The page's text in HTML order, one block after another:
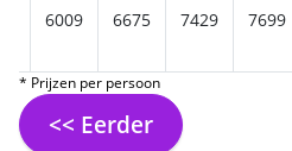
6009 6675 7429 7699
* Prijzen per persoon
<< Eerder